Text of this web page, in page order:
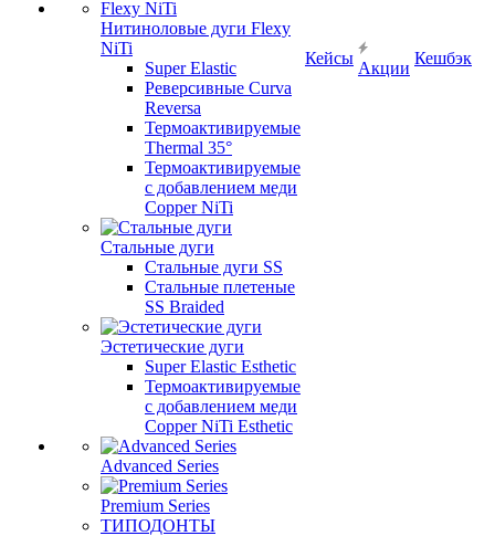
Нитиноловые дуги Flexy
NiTi
Super Elastic
Реверсивные Curva
Reversa
Термоактивируемые
Thermal 35°
Термоактивируемые
с добавлением меди
Copper NiTi
Стальные дуги
Стальные дуги SS
Стальные плетеные
SS Braided
Эстетические дуги
Super Elastic Esthetic
Термоактивируемые
с добавлением меди
Copper NiTi Esthetic
Advanced Series
Premium Series
ТИПОДОНТЫ
Кейсы
Акции
Кешбэк